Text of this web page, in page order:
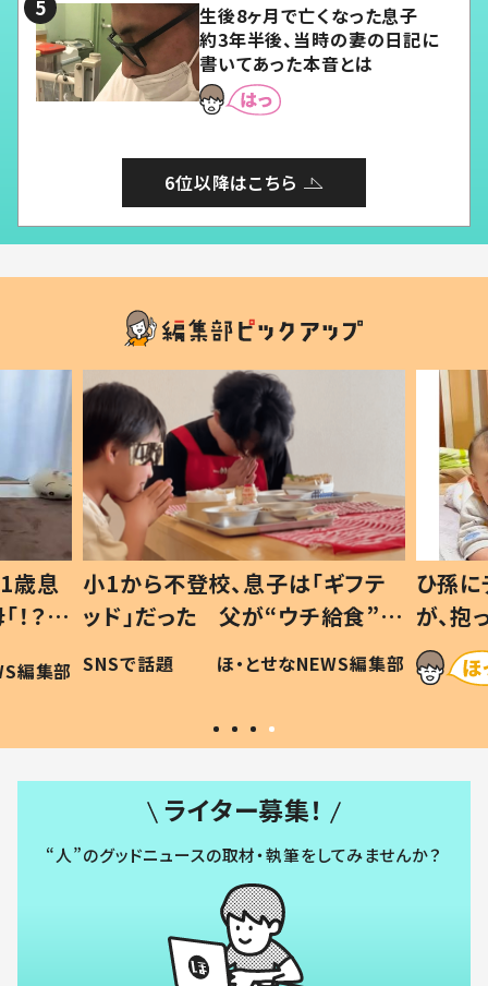
生後8ヶ月で亡くなった息子
約3年半後、当時の妻の日記に
書いてあった本音とは
6位以降はこちら
歳息
？」
編集部
小1から不登校、息子は「ギフテ
ッド」だった 父が“ウチ給食”を
作り続ける理由とは #令和の親
#令和の子
SNSで話題 ほ・とせなNEWS編集部
ひ孫
が、
「涙が
い」
ライター募集！
“人”のグッドニュースの取材・執筆をしてみませんか？